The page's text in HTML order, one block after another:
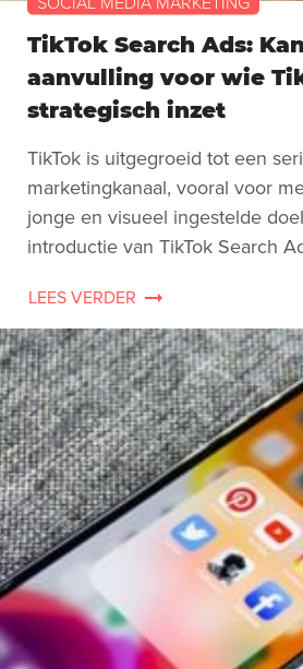
TikTok Search Ads:
aanvulling voor wie
strategisch inzet
TikTok is uitgegroeid tot een
marketingkanaal, vooral voor
jonge en visueel ingestelde
introductie van TikTok Search
LEES VERDER